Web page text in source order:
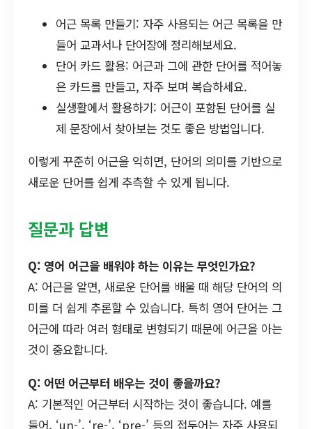
어근 목록 만들기: 자주 사용되는 어근 목록을 만
들어 교과서나 단어장에 정리해보세요.
단어 카드 활용: 어근과 그에 관한 단어를 적어놓
은 카드를 만들고, 자주 보며 복습하세요.
실생활에서 활용하기: 어근이 포함된 단어를 실
제 문장에서 찾아보는 것도 좋은 방법입니다.
이렇게 꾸준히 어근을 익히면, 단어의 의미를 기반으로
새로운 단어를 쉽게 추측할 수 있게 됩니다.
질문과 답변
Q: 영어 어근을 배워야 하는 이유는 무엇인가요?
A: 어근을 알면, 새로운 단어를 배울 때 해당 단어의 의
미를 더 쉽게 추론할 수 있습니다. 특히 영어 단어는 그
어근에 따라 여러 형태로 변형되기 때문에 어근을 아는
것이 중요합니다.
Q: 어떤 어근부터 배우는 것이 좋을까요?
A: 기본적인 어근부터 시작하는 것이 좋습니다. 예를
들어, ‘un-’, ‘re-’, ‘pre-’ 등의 접두어는 자주 사용되